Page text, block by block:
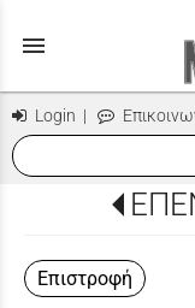
menu
Login |
Επιστροφή